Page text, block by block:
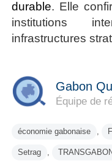
durable. Elle
institutions
infrastructures
Gabon
Équipe de
économie gabonaise ,
Setrag ,